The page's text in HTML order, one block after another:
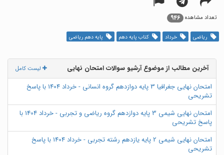
تعداد مشاهده 946
ریاضی خرداد کتاب پایه دهم پایه دهم ریاضی
لیست کامل
آخرین مطالب از موضوع آرشیو سوالات امتحان نهایی
امتحان نهایی جغرافیا 3 پایه دوازدهم گروه انسانی - خرداد 1404 با پاسخ
تشریحی
امتحان نهایی شیمی 3 پایه دوازدهم گروه ریاضی و تجربی - خرداد 1404 با
پاسخ تشریحی
امتحان نهایی شیمی 2 پایه یازدهم رشته تجربی - خرداد 1404 با پاسخ
تشریحی